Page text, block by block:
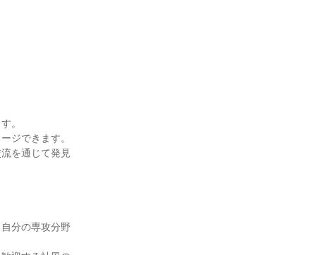
。
ジできます。
を通じて発見
分の専攻分野